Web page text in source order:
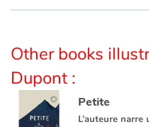
Dyslexia and reading
Other books
Dupont :
Petite